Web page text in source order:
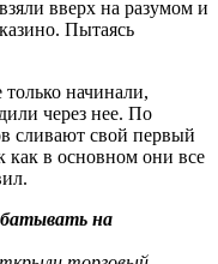
вверх на разумом и
Пытаясь
начинали,
через нее. По
сливают свой первый
как в основном они все
на